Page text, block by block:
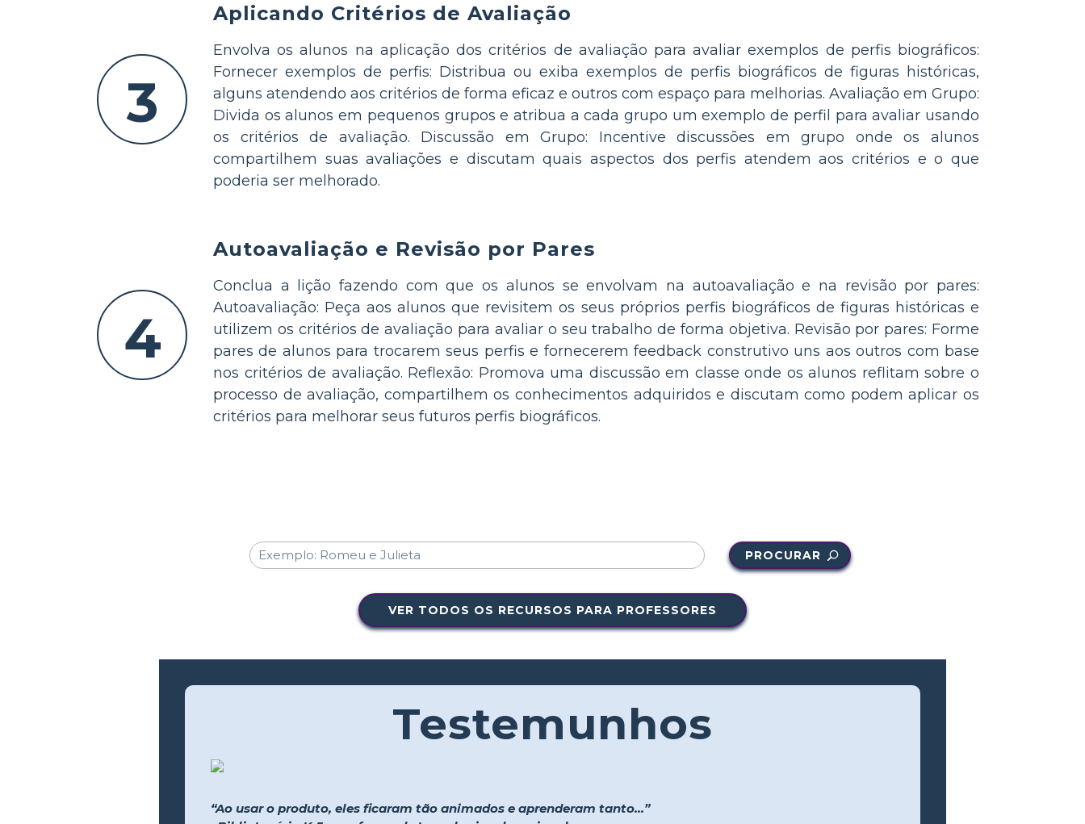
3
Aplicando Critérios de Avaliação
Envolva os alunos na aplicação dos critérios de avaliação para avaliar exemplos de perfis biográficos:
Fornecer exemplos de perfis: Distribua ou exiba exemplos de perfis biográficos de figuras históricas,
alguns atendendo aos critérios de forma eficaz e outros com espaço para melhorias. Avaliação em Grupo:
Divida os alunos em pequenos grupos e atribua a cada grupo um exemplo de perfil para avaliar usando
os critérios de avaliação. Discussão em Grupo: Incentive discussões em grupo onde os alunos
compartilhem suas avaliações e discutam quais aspectos dos perfis atendem aos critérios e o que
poderia ser melhorado.
4
Autoavaliação e Revisão por Pares
Conclua a lição fazendo com que os alunos se envolvam na autoavaliação e na revisão por pares:
Autoavaliação: Peça aos alunos que revisitem os seus próprios perfis biográficos de figuras históricas e
utilizem os critérios de avaliação para avaliar o seu trabalho de forma objetiva. Revisão por pares: Forme
pares de alunos para trocarem seus perfis e fornecerem feedback construtivo uns aos outros com base
nos critérios de avaliação. Reflexão: Promova uma discussão em classe onde os alunos reflitam sobre o
processo de avaliação, compartilhem os conhecimentos adquiridos e discutam como podem aplicar os
critérios para melhorar seus futuros perfis biográficos.
PROCURAR
VER TODOS OS RECURSOS PARA PROFESSORES
Testemunhos
“Ao usar o produto, eles ficaram tão animados e aprenderam tanto...”